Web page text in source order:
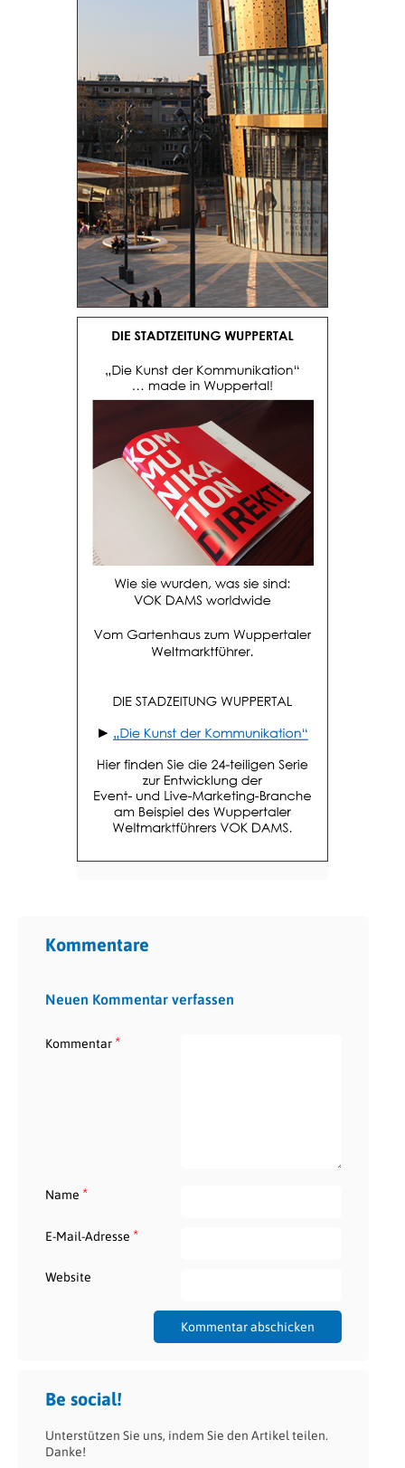
Kommentare
Neuen Kommentar verfassen
Kommentar*
Name *
E-Mail-Adresse *
Website
Be social!
Unterstützen Sie uns, indem Sie den Artikel teilen.
Danke!